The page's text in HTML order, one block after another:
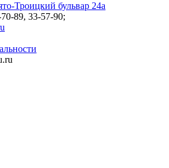
Троицкий бульвар 24а
89, 33-57-90;